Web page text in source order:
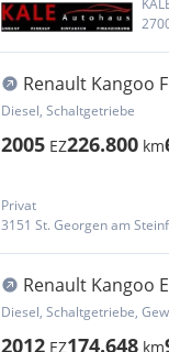
Renault Kangoo
Kastenwagen
Diesel, Schaltgetriebe
2005 EZ226.800 km
Privat
3151 St. Georgen am
Renault Kangoo
DPF L1 Transporter
Diesel, Schaltgetriebe,
2012 EZ174.648 km